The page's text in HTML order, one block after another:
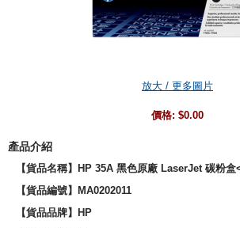
放大 / 更多圖片
價格: $0.00
產品介紹
【貨品名稱】HP 35A 黑色原廠 LaserJet 碳粉
【貨品編號】MA0202011
【貨品品牌】
HP